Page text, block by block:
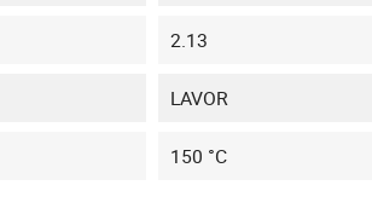
2.13
LAVOR
150 °C